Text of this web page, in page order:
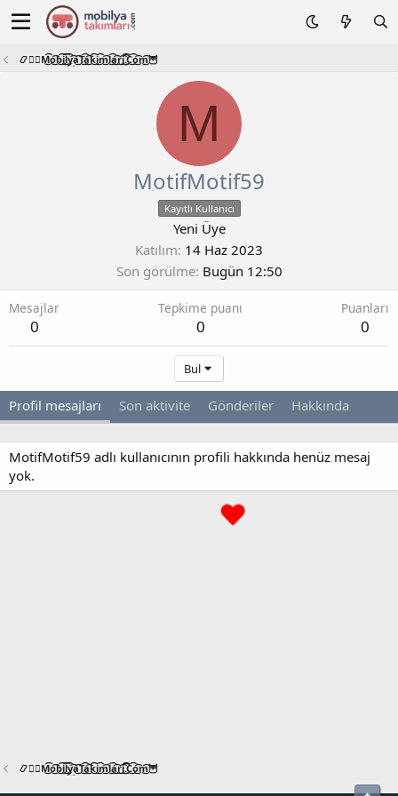
📿🧙‍♂️M͜͡o͜͡b͜͡i͜͡l͜͡y͜͡a͜͡T͜͡a͜͡k͜͡i͜͡m͜͡l͜͡a͜͡r͜͡i͜͡.͜͡C͜͡o͜͡m͜͡🦉
M
MotifMotif59
Kayıtlı Kullanıcı
Yeni Üye
Katılım 14 Haz 2023
Son görülme Bugün 12:50
Mesajlar
0
Tepkime puanı
0
Puanları
0
Bul
Profil mesajları Son aktivite Gönderiler Hakkında
MotifMotif59 adlı kullanıcının profili hakkında henüz mesaj
yok.
📿🧙‍♂️M͜͡o͜͡b͜͡i͜͡l͜͡y͜͡a͜͡T͜͡a͜͡k͜͡i͜͡m͜͡l͜͡a͜͡r͜͡i͜͡.͜͡C͜͡o͜͡m͜͡🦉